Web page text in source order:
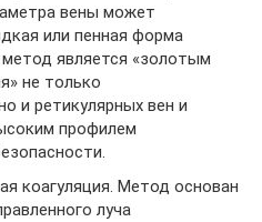
вены может
или пенная форма
является «золотым
не только
и ретикулярных вен и
профилем
коагуляция. Метод основан
луча